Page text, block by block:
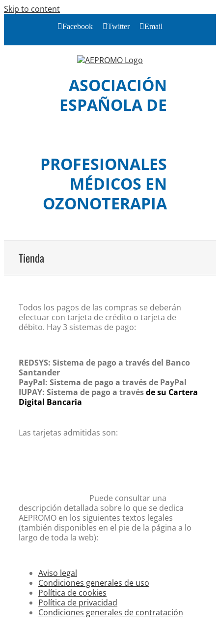
Skip to content
Facebook Twitter Email
ASOCIACIÓN
ESPAÑOLA DE
PROFESIONALES
MÉDICOS EN
OZONOTERAPIA
Tienda
Todos los pagos de las compras se deberán
efectuar con tarjeta de crédito o tarjeta de
débito. Hay 3 sistemas de pago:
REDSYS: Sistema de pago a través del Banco
Santander
PayPal: Sistema de pago a través de PayPal
IUPAY: Sistema de pago a travésde su Cartera
Digital Bancaria
Las tarjetas admitidas son:
Puede consultar una
descripción detallada sobre lo que se dedica
AEPROMO en los siguientes textos legales
(también disponibles en el pie de la página a lo
largo de toda la web):
Aviso legal
Condiciones generales de uso
Política de cookies
Política de privacidad
Condiciones generales de contratación